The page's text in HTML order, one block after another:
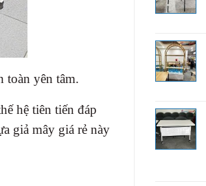
toàn yên tâm.
hệ tiên tiến đáp
giả mây giá rẻ này